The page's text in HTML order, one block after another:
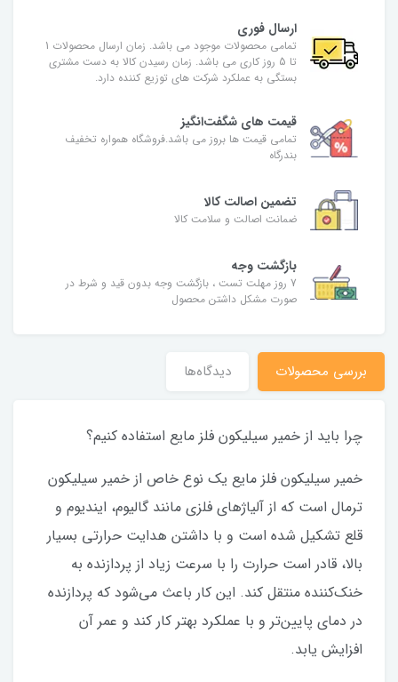
ارسال فوری
تمامی محصولات موجود می باشد. زمان ارسال محصولات 1
تا 5 روز کاری می باشد. زمان رسیدن کالا به دست مشتری
بستگی به عملکرد شرکت های توزیع کننده دارد.
قیمت های شگفت‌انگیز
تمامی قیمت ها بروز می باشد.فروشگاه همواره تخفیف
بندرگاه
تضمین اصالت کالا
ضمانت اصالت و سلامت کالا
بازگشت وجه
7 روز مهلت تست ، بازگشت وجه بدون قید و شرط در
صورت مشکل داشتن محصول
بررسی محصولات دیدگاه‌ها
چرا باید از خمیر سیلیکون فلز مایع استفاده کنیم؟
خمیر سیلیکون فلز مایع یک نوع خاص از خمیر سیلیکون
ترمال است که از آلیاژهای فلزی مانند گالیوم، ایندیوم و
قلع تشکیل شده است و با داشتن هدایت حرارتی بسیار
بالا، قادر است حرارت را با سرعت زیاد از پردازنده به
خنک‌کننده منتقل کند. این کار باعث می‌شود که پردازنده
در دمای پایین‌تر و با عملکرد بهتر کار کند و عمر آن
افزایش یابد.